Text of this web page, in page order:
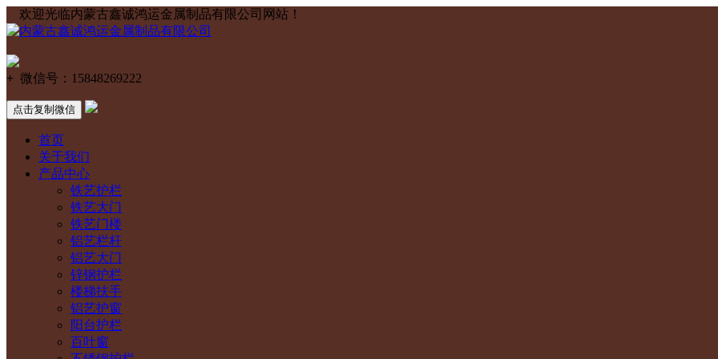
欢迎光临内蒙古鑫诚鸿运金属制品有限公司网站！
+ 微信号： 15848269222
点击复制微信
首页
关于我们
产品中心
铁艺护栏
铁艺大门
铁艺门楼
铝艺栏杆
铝艺大门
锌钢护栏
楼梯扶手
铝艺护窗
阳台护栏
百叶窗